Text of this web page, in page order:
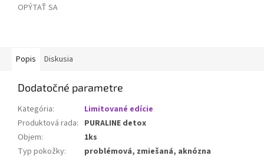
OPÝTAŤ SA
Popis Diskusia
Dodatočné parametre
Kategória:
Limitované edície
Produktová rada: PURALINE detox
Objem:
1ks
Typ pokožky:
problémová, zmiešaná, aknózna